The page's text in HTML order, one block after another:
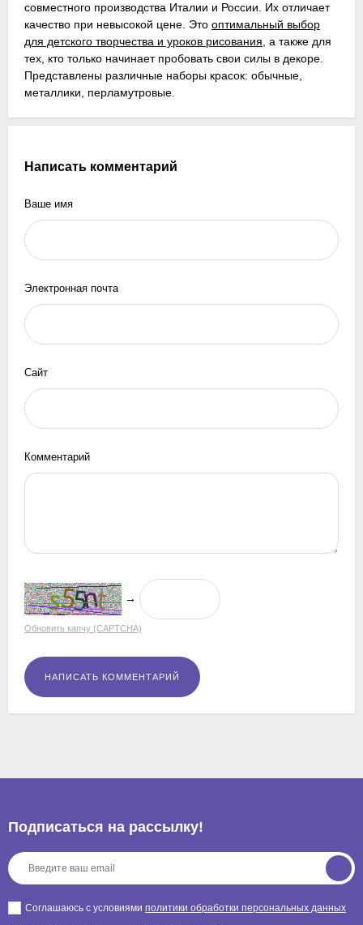
совместного производства Италии и России. Их отличает
качество при невысокой цене. Это оптимальный выбор
для детского творчества и уроков рисования, а также для
тех, кто только начинает пробовать свои силы в декоре.
Представлены различные наборы красок: обычные,
металлики, перламутровые.
Написать комментарий
Ваше имя
Электронная почта
Сайт
Комментарий
→
Обновить капчу (CAPTCHA)
Подписаться на рассылкy!
Соглашаюсь с условиями политики обработки персональных данных